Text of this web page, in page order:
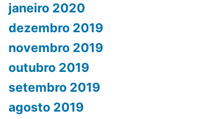
janeiro 2020
dezembro 2019
novembro 2019
outubro 2019
setembro 2019
agosto 2019